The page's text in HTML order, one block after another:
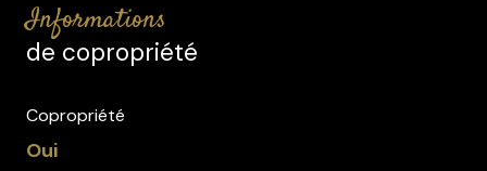
informations
de copropriété
Copropriété
Oui